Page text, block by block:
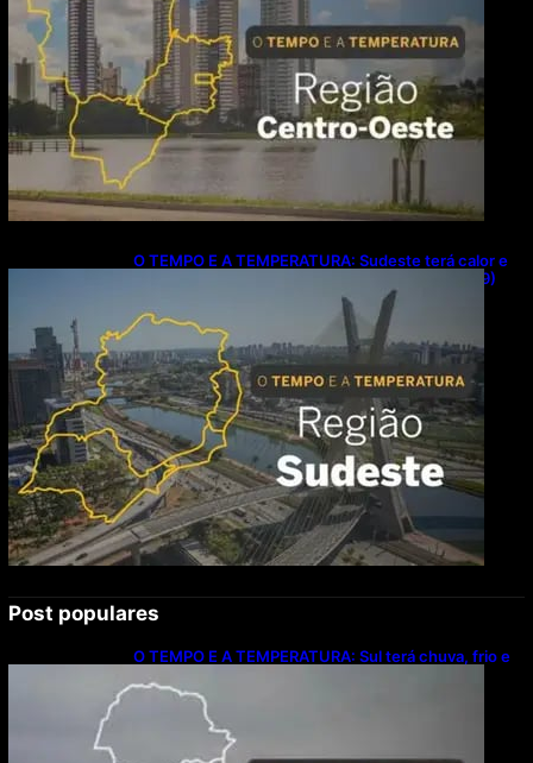
O TEMPO E A TEMPERATURA: Sudeste terá calor e
possibilidade de chuva isolada neste domingo (9)
Post populares
O TEMPO E A TEMPERATURA: Sul terá chuva, frio e